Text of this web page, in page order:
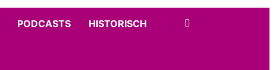
PODCASTS HISTORISCH